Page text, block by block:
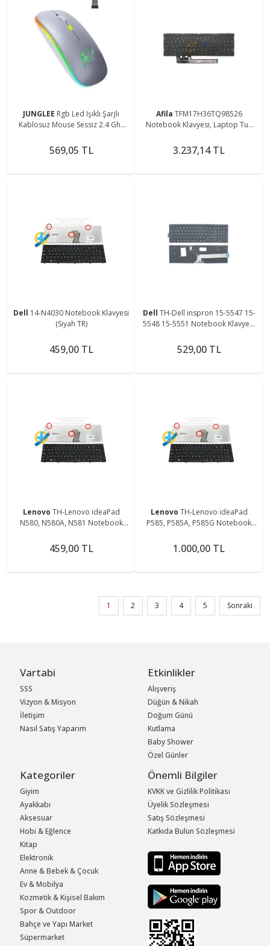
JUNGLEE Rgb Led Işıklı Şarjlı
Kablosuz Mouse Sessiz 2.4 Ghz
Ayarlanabilir Dpi
569,05 TL
Afila TFM17H36TQ98526
Notebook Klavyesi, Laptop Tuş
KL1072
3.237,14 TL
Dell 14-N4030 Notebook Klavyesi
(Siyah TR)
459,00 TL
Dell TH-Dell inspron 15-5547 15-
5548 15-5551 Notebook Klavyesi
529,00 TL
Lenovo TH-Lenovo ideaPad
N580, N580A, N581 Notebook
459,00 TL
Lenovo TH-Lenovo ideaPad
P585, P585A, P585G Notebook
1.000,00 TL
1 2 3 4 5 Sonraki
Vartabi
SSS
Vizyon & Misyon
İletişim
Nasıl Satış Yaparım
Etkinlikler
Alışveriş
Düğün & Nikah
Doğum Günü
Kutlama
Baby Shower
Özel Günler
Kategoriler
Giyim
Ayakkabı
Aksesuar
Hobi & Eğlence
Kitap
Elektronik
Anne & Bebek & Çocuk
Ev & Mobilya
Kozmetik & Kişisel Bakım
Spor & Outdoor
Bahçe ve Yapı Market
Süpermarket
Önemli Bilgiler
KVKK ve Gizlilik Politikası
Üyelik Sözleşmesi
Satış Sözleşmesi
Katkıda Bulun Sözleşmesi